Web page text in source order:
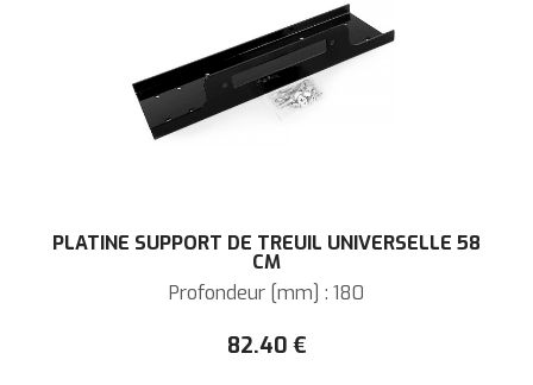
PLATINE SUPPORT DE TREUIL UNIVERSELLE 58
CM
Profondeur [mm] : 180
82.40 €